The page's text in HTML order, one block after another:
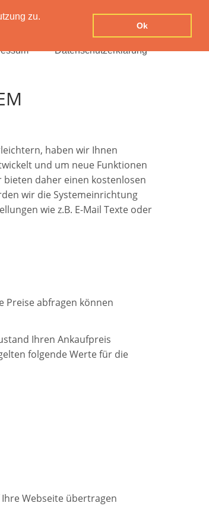
zu.
Ok
Datenschutzerklärung
haben wir Ihnen
und um neue Funktionen
bieten daher einen kostenlosen
wir die Systemeinrichtung
wie z.B. E-Mail Texte oder
Preise abfragen können
Ihren Ankaufpreis
folgende Werte für die
Webseite übertragen